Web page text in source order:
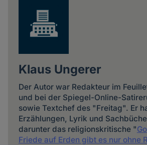
Klaus Ungerer
Der Autor war Redakteur im
und bei der Spiegel-Online-
sowie Textchef des "Freitag". Er
Erzählungen, Lyrik und
darunter das religionskritische "
Friede auf Erden gibt es nur ohne